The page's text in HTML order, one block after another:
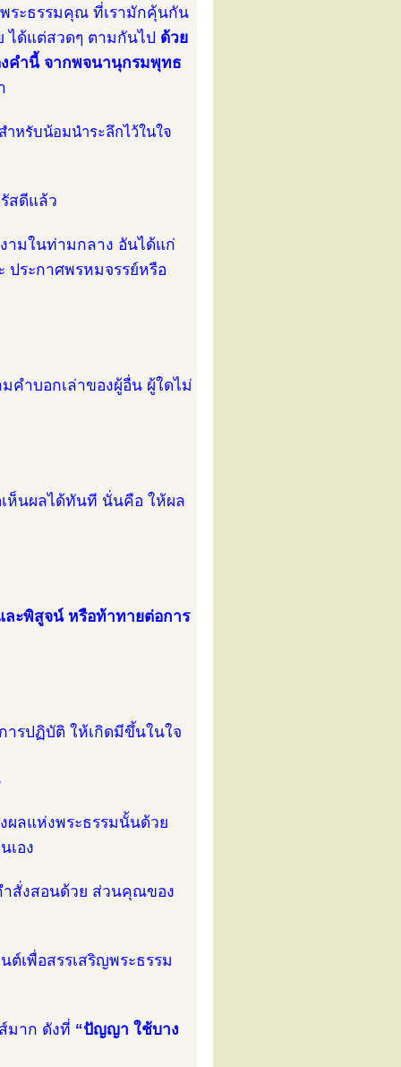
ระธรรมคุณ ที่เรามักคุ้นกัน
ด้แต่สวดๆ ตามกันไป ด้วย
งคำนี้ จากพจนานุกรมพุทธ
หรับน้อมนำระลึกไว้ในใจ
สดีแล้ว
ามในท่ามกลาง อันได้แก่
ระกาศพรหมจรรย์หรือ
คำบอกเล่าของผู้อื่น ผู้ใดไม่
ห็นผลได้ทันที นั่นคือ ให้ผล
ะพิสูจน์ หรือท้าทายต่อการ
ารปฏิบัติ ให้เกิดมีขึ้นในใจ
ลแห่งพระธรรมนั้นด้วย
เอง
สั่งสอนด้วย ส่วนคุณของ
เพื่อสรรเสริญพระธรรม
มาก ดังที่ “ปัญญา ใช้บาง